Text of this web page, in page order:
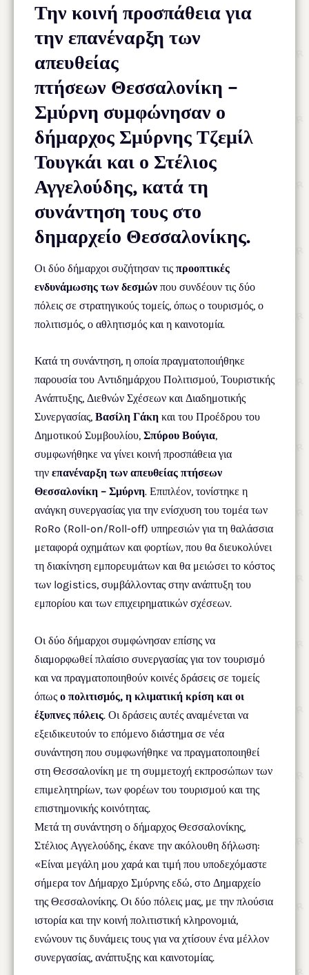
Την κοινή προσπάθεια για
την επανέναρξη των
απευθείας
πτήσεων Θεσσαλονίκη –
Σμύρνη συμφώνησαν ο
δήμαρχος Σμύρνης Τζεμίλ
Τουγκάι και ο Στέλιος
Αγγελούδης, κατά τη
συνάντηση τους στο
δημαρχείο Θεσσαλονίκης.
Οι δύο δήμαρχοι συζήτησαν τις προοπτικές
ενδυνάμωσης των δεσμών που συνδέουν τις δύο
πόλεις σε στρατηγικούς τομείς, όπως ο τουρισμός, ο
πολιτισμός, ο αθλητισμός και η καινοτομία.
Κατά τη συνάντηση, η οποία πραγματοποιήθηκε
παρουσία του Αντιδημάρχου Πολιτισμού, Τουριστικής
Ανάπτυξης, Διεθνών Σχέσεων και Διαδημοτικής
Συνεργασίας, Βασίλη Γάκη και του Προέδρου του
Δημοτικού Συμβουλίου, Σπύρου Βούγια,
συμφωνήθηκε να γίνει κοινή προσπάθεια για
την επανέναρξη των απευθείας πτήσεων
Θεσσαλονίκη – Σμύρνη. Επιπλέον, τονίστηκε η
ανάγκη συνεργασίας για την ενίσχυση του τομέα των
RoRo (Roll-on/Roll-off) υπηρεσιών για τη θαλάσσια
μεταφορά οχημάτων και φορτίων, που θα διευκολύνει
τη διακίνηση εμπορευμάτων και θα μειώσει το κόστος
των logistics, συμβάλλοντας στην ανάπτυξη του
εμπορίου και των επιχειρηματικών σχέσεων.
Οι δύο δήμαρχοι συμφώνησαν επίσης να
διαμορφωθεί πλαίσιο συνεργασίας για τον τουρισμό
και να πραγματοποιηθούν κοινές δράσεις σε τομείς
όπως ο πολιτισμός, η κλιματική κρίση και οι
έξυπνες πόλεις. Οι δράσεις αυτές αναμένεται να
εξειδικευτούν το επόμενο διάστημα σε νέα
συνάντηση που συμφωνήθηκε να πραγματοποιηθεί
στη Θεσσαλονίκη με τη συμμετοχή εκπροσώπων των
επιμελητηρίων, των φορέων του τουρισμού και της
επιστημονικής κοινότητας.
Μετά τη συνάντηση ο δήμαρχος Θεσσαλονίκης,
Στέλιος Αγγελούδης, έκανε την ακόλουθη δήλωση:
«Είναι μεγάλη μου χαρά και τιμή που υποδεχόμαστε
σήμερα τον Δήμαρχο Σμύρνης εδώ, στο Δημαρχείο
της Θεσσαλονίκης. Οι δύο πόλεις μας, με την πλούσια
ιστορία και την κοινή πολιτιστική κληρονομιά,
ενώνουν τις δυνάμεις τους για να χτίσουν ένα μέλλον
συνεργασίας, ανάπτυξης και καινοτομίας.